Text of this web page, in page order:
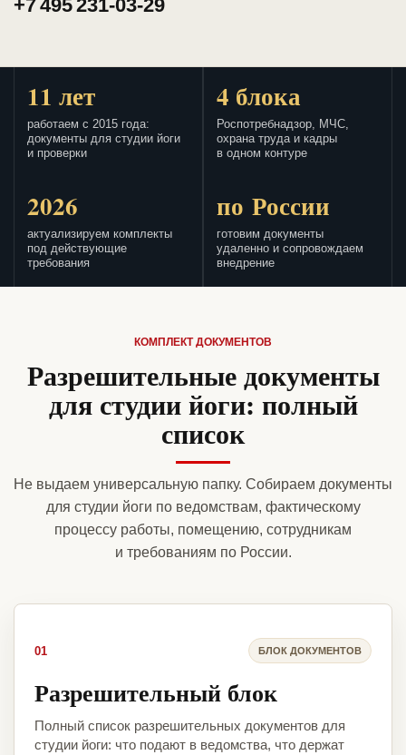
+7 495 231-03-29
11 лет
работаем с 2015 года:
документы для студии йоги
и проверки
4 блока
Роспотребнадзор, МЧС,
охрана труда и кадры
в одном контуре
2026
актуализируем комплекты
под действующие
требования
по России
готовим документы
удаленно и сопровождаем
внедрение
КОМПЛЕКТ ДОКУМЕНТОВ
Разрешительные документы
для студии йоги: полный
список
Не выдаем универсальную папку. Собираем документы
для студии йоги по ведомствам, фактическому
процессу работы, помещению, сотрудникам
и требованиям по России.
01 БЛОК ДОКУМЕНТОВ
Разрешительный блок
Полный список разрешительных документов для
студии йоги: что подают в ведомства, что держат